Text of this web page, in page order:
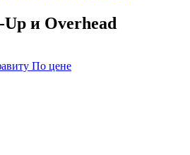
и Overhead
По цене